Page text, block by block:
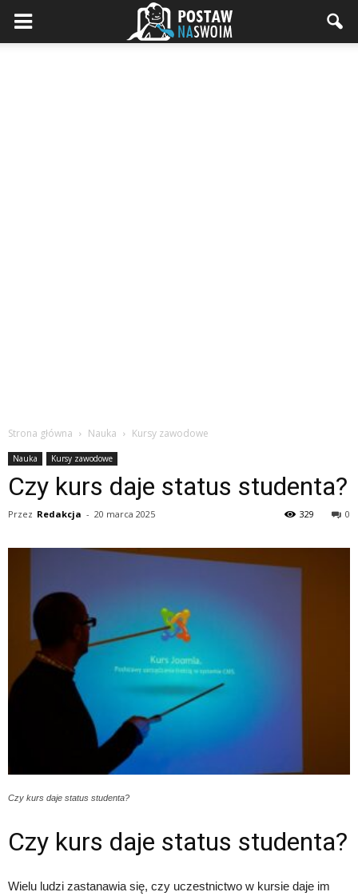
Strona główna Nauka Kursy zawodowe
Nauka Kursy zawodowe
Czy kurs daje status studenta?
Przez Redakcja - 20 marca 2025 0
329
Czy kurs daje status studenta?
Czy kurs daje status studenta?
Wielu ludzi zastanawia się, czy uczestnictwo w kursie daje im